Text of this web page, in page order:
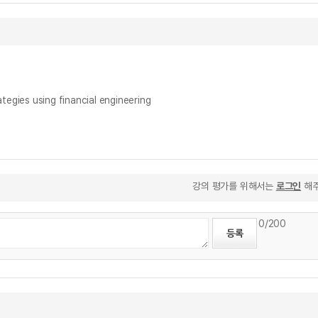
using financial engineering
강의 평가를 위해서는 로그인 해
0/200